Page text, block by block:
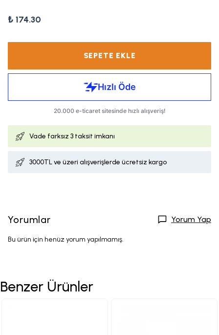
₺ 174.30
SEPETE EKLE
Vade farksız 3 taksit imkanı
3000TL ve üzeri alışverişlerde ücretsiz kargo
Yorumlar Yorum Yap
Bu ürün için henüz yorum yapılmamış.
Benzer Ürünler